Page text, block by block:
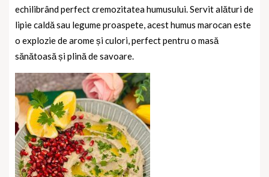
echilibrând perfect cremozitatea humusului. Servit alături de
lipie caldă sau legume proaspete, acest humus marocan este
o explozie de arome și culori, perfect pentru o masă
sănătoasă și plină de savoare.